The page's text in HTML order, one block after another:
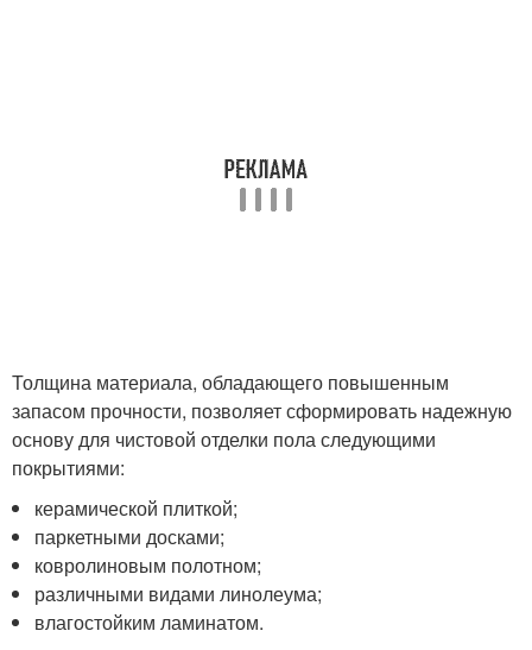
Толщина материала, обладающего повышенным
запасом прочности, позволяет сформировать надежную
основу для чистовой отделки пола следующими
покрытиями:
керамической плиткой;
паркетными досками;
ковролиновым полотном;
различными видами линолеума;
влагостойким ламинатом.